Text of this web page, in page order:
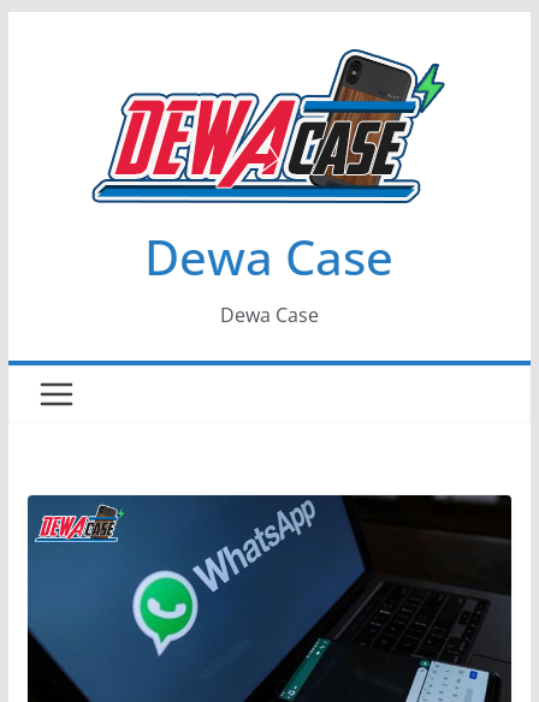
Dewa Case
Dewa Case